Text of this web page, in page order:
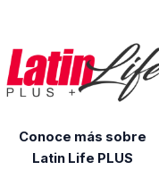
i
l
r
Conoce más sobre
Latin Life PLUS